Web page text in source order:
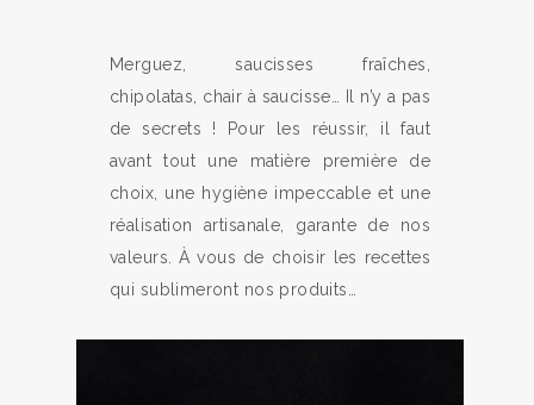
Merguez, saucisses fraîches,
chipolatas, chair à saucisse… Il n’y a pas
de secrets ! Pour les réussir, il faut
avant tout une matière première de
choix, une hygiène impeccable et une
réalisation artisanale, garante de nos
valeurs. À vous de choisir les recettes
qui sublimeront nos produits…